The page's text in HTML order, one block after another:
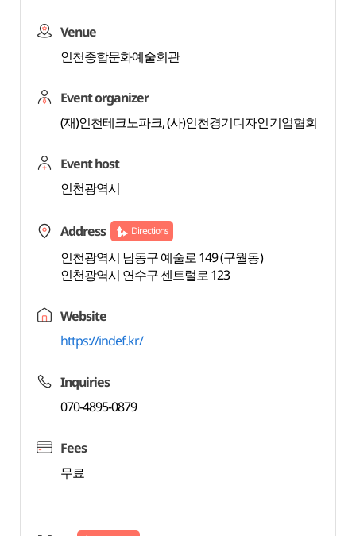
Venue
인천종합문화예술회관
Event organizer
(재)인천테크노파크, (사)인천경기디자인기업협회
Event host
인천광역시
Address Directions
인천광역시 남동구 예술로 149 (구월동)
인천광역시 연수구 센트럴로 123
Website
https://indef.kr/
Inquiries
070-4895-0879
Fees
무료